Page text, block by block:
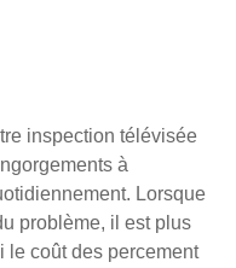
inspection télévisée
à
Lorsque
problème, il est plus
le coût des percement